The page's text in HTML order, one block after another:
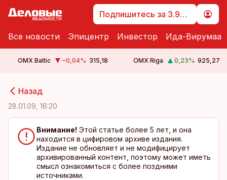
Подпишитесь за 3.99 €
Все новости Эпицентр Инвестор Ида-Вирумаа
OMX Baltic −0,04% 315,18 OMX Riga 0,23% 925,27
Назад
28.01.09, 16:20
Внимание! Этой статье более 5 лет, и она
находится в цифировом архиве издания.
Издание не обновляет и не модифицирует
архивированный контент, поэтому может иметь
смысл ознакомиться с более поздними
источниками.